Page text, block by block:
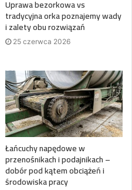
Uprawa bezorkowa vs
tradycyjna orka poznajemy wady
i zalety obu rozwiązań
25 czerwca 2026
Łańcuchy napędowe w
przenośnikach i podajnikach –
dobór pod kątem obciążeń i
środowiska pracy